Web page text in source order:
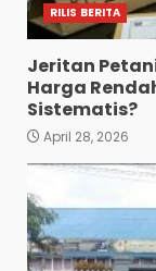
RILIS BERITA
Jeritan
Harga
Sistematis?
April 28, 2026